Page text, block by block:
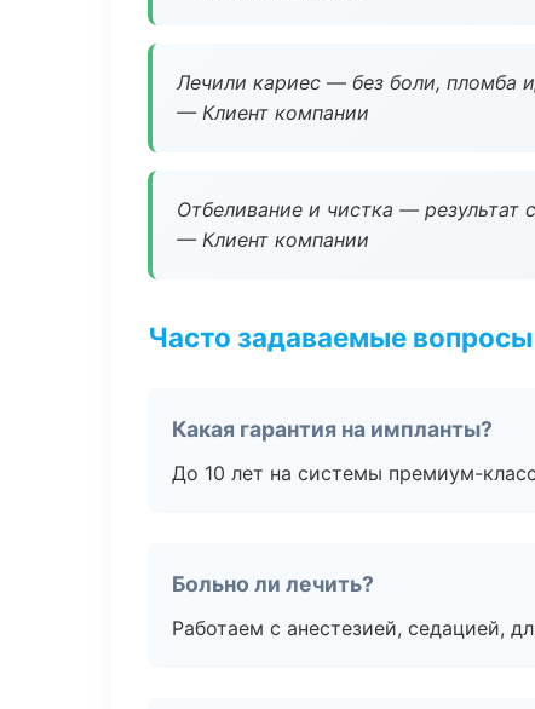
Лечили кариес — без боли, пломба
— Клиент компании
Отбеливание и чистка — результат
— Клиент компании
Часто задаваемые вопросы
Какая гарантия на импланты?
До 10 лет на системы премиум-
Больно ли лечить?
Работаем с анестезией, седацией,